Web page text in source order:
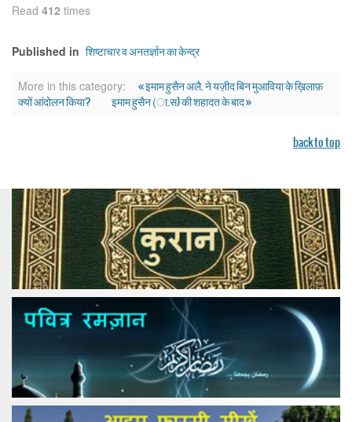
Read 412 times
Published in शिष्टाचार व अनतर्ज्ञान का केन्द्र
More in this category:
« इमाम हुसैन अलै. ने यज़ीद बिन मुआविया के ख़िलाफ़
क्यों आंदोलन किया?
इमाम हुसैन (ा.स) की शहादत के बाद »
back to top